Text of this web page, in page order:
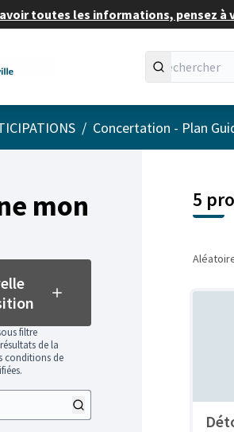
toutes les informations, pensez
/ Concertation - Plan
mon
filtre
de la
conditions de
5